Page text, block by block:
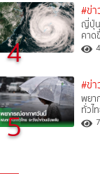
4
#ข่า
ญี่ปุ่น
คาด
5
#ข่า
พยา
ทั่วไ